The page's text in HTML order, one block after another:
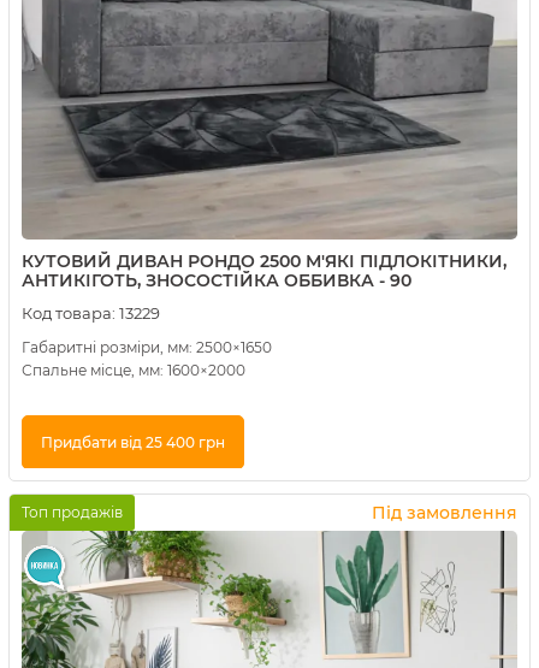
КУТОВИЙ ДИВАН РОНДО 2500 М'ЯКІ ПІДЛОКІТНИКИ,
АНТИКІГОТЬ, ЗНОСОСТІЙКА ОББИВКА - 90
Код товара: 13229
Габаритні розміри, мм: 2500×1650
Спальне місце, мм: 1600×2000
Придбати від 25 400 грн
Купити в 1 клік
Під замовлення
Топ продажів